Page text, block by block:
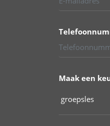
Maak een